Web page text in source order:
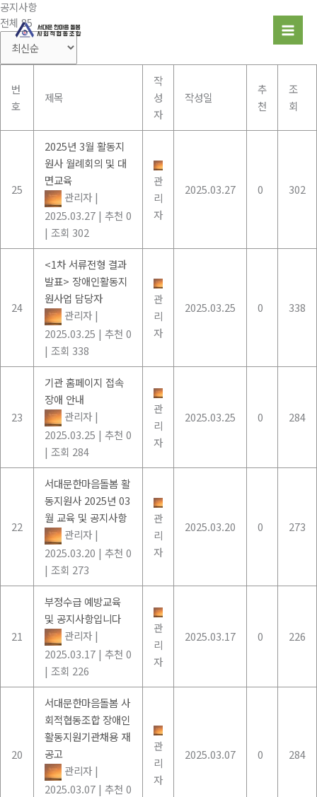
콘
텐
공지사항
전체 85
번
호
제목
작
성
자
작성일
추
천
조
회
25
2025년 3월 활동지
원사 월례회의 및 대
면교육
관리자 |
2025.03.27 | 추천 0
| 조회 302
관
리
자
2025.03.27 0 302
24
<1차 서류전형 결과
발표> 장애인활동지
원사업 담당자
관리자 |
2025.03.25 | 추천 0
| 조회 338
관
리
자
2025.03.25 0 338
23
기관 홈페이지 접속
장애 안내
관리자 |
2025.03.25 | 추천 0
| 조회 284
관
리
자
2025.03.25 0 284
22
서대문한마음돌봄 활
동지원사 2025년 03
월 교육 및 공지사항
관리자 |
2025.03.20 | 추천 0
| 조회 273
관
리
자
2025.03.20 0 273
21
부정수급 예방교육
및 공지사항입니다
관리자 |
2025.03.17 | 추천 0
| 조회 226
관
리
자
2025.03.17 0 226
20
서대문한마음돌봄 사
회적협동조합 장애인
활동지원기관채용 재
공고
관리자 |
2025.03.07 | 추천 0
관
리
자
2025.03.07 0 284